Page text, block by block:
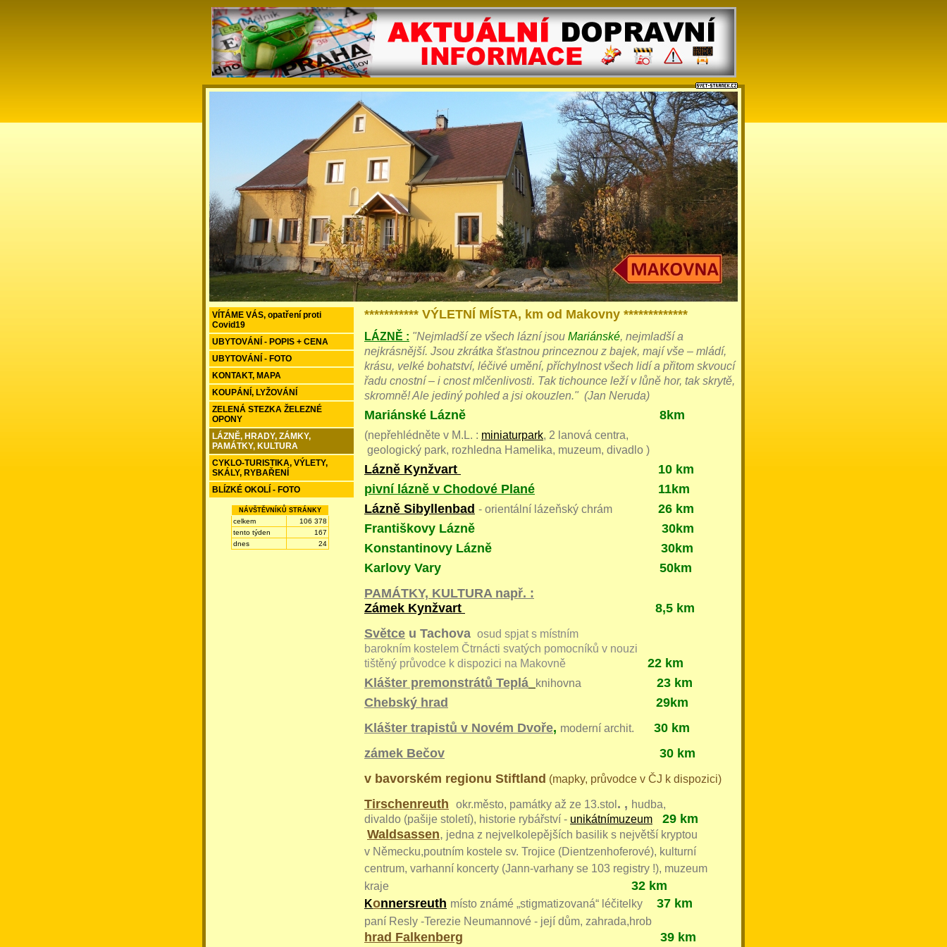
*********** VÝLETNÍ MÍSTA, km od Makovny *************
LÁZNĚ : "Nejmladší ze všech lázní jsou Mariánské, nejmladší a
nejkrásnější. Jsou zkrátka šťastnou princeznou z bajek, mají vše – mládí,
krásu, velké bohatství, léčivé umění, příchylnost všech lidí a přitom skvoucí
řadu cnostní – i cnost mlčenlivosti. Tak tichounce leží v lůně hor, tak skrytě,
skromně! Ale jediný pohled a jsi okouzlen." (Jan Neruda)
Mariánské Lázně 8km
(nepřehlédněte v M.L. : miniaturpark, 2 lanová centra,
geologický park, rozhledna Hamelika, muzeum, divadlo )
Lázně Kynžvart
10 km
pivní lázně v Chodové Plané 11km
Lázně Sibyllenbad - orientální lázeňský chrám
26 km
Františkovy Lázně 30km
Konstantinovy Lázně 30km
Karlovy Vary 50km
PAMÁTKY, KULTURA např. :
Zámek Kynžvart
8,5 km
Světce u Tachova osud spjat s místním
barokním kostelem Čtrnácti svatých pomocníků v nouzi
tištěný průvodce k dispozici na Makovně
22 km
Klášter premonstrátů Teplá
knihovna
23 km
Chebský hrad
29km
Klášter trapistů v Novém Dvoře, moderní archit. 30 km
zámek Bečov
30 km
v bavorském regionu Stiftland (mapky, průvodce v ČJ k dispozici)
Tirschenreuth okr.město, památky až ze 13.stol . , hudba,
divaldo (pašije století), historie rybářství - unikátnímuzeum
29 km
Waldsassen, jedna z nejvelkolepějších basilik s největší kryptou
v Německu,poutním kostele sv. Trojice (Dientzenhoferové), kulturní
centrum, varhanní koncerty (Jann-varhany se 103 registry !), muzeum
kraje 32 km
Konnersreuth místo známé „stigmatizovaná“ léčitelky 37 km
paní Resly -Terezie Neumannové - její dům, zahrada,hrob
hrad Falkenberg 39 km
VÍTÁME VÁS, opatření proti
Covid19
UBYTOVÁNÍ - POPIS + CENA
UBYTOVÁNÍ - FOTO
KONTAKT, MAPA
KOUPÁNÍ, LYŽOVÁNÍ
ZELENÁ STEZKA ŽELEZNÉ
OPONY
LÁZNĚ, HRADY, ZÁMKY,
PAMÁTKY, KULTURA
CYKLO-TURISTIKA, VÝLETY,
SKÁLY, RYBAŘENÍ
BLÍZKÉ OKOLÍ - FOTO
NÁVŠTĚVNÍKŮ STRÁNKY
celkem
106 378
tento týden
167
dnes
24